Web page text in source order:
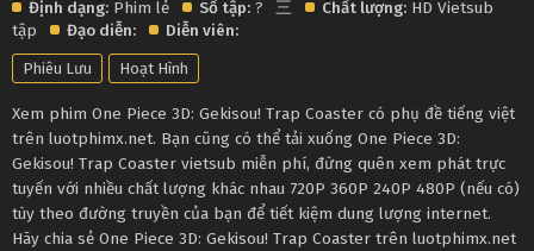
Định dạng: Phim lẻ Số tập: ?
tập
Đạo diễn: Diễn viên:
三
Chất lượng: HD Vietsub
Phiêu Lưu Hoạt Hình
Xem phim One Piece 3D: Gekisou! Trap Coaster có phụ đề tiếng việt
trên luotphimx.net. Bạn cũng có thể tải xuống One Piece 3D:
Gekisou! Trap Coaster vietsub miễn phí, đừng quên xem phát trực
tuyến với nhiều chất lượng khác nhau 720P 360P 240P 480P (nếu có)
tùy theo đường truyền của bạn để tiết kiệm dung lượng internet.
Hãy chia sẻ One Piece 3D: Gekisou! Trap Coaster trên luotphimx.net